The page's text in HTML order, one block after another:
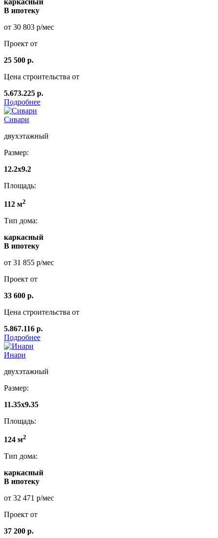
В ипотеку
от 30 803 р/мес
Проект от
25 500 р.
Цена строительства от
5.673.225 р.
Подробнее
Сивари
двухэтажный
Размер:
12.2х9.2
Площадь:
112 м2
Тип дома:
каркасный
В ипотеку
от 31 855 р/мес
Проект от
33 600 р.
Цена строительства от
5.867.116 р.
Подробнее
Инари
двухэтажный
Размер:
11.35х9.35
Площадь:
124 м2
Тип дома:
каркасный
В ипотеку
от 32 471 р/мес
Проект от
37 200 р.